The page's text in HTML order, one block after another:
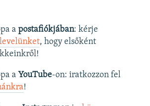
a postafiókjában: kérje
, hogy elsőként
a YouTube-on: iratkozzon fel
!